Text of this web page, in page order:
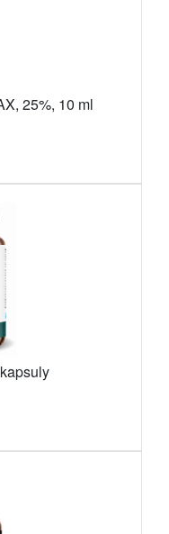
25%, 10 ml